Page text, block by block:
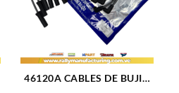
46120A CABLES DE BUJIA